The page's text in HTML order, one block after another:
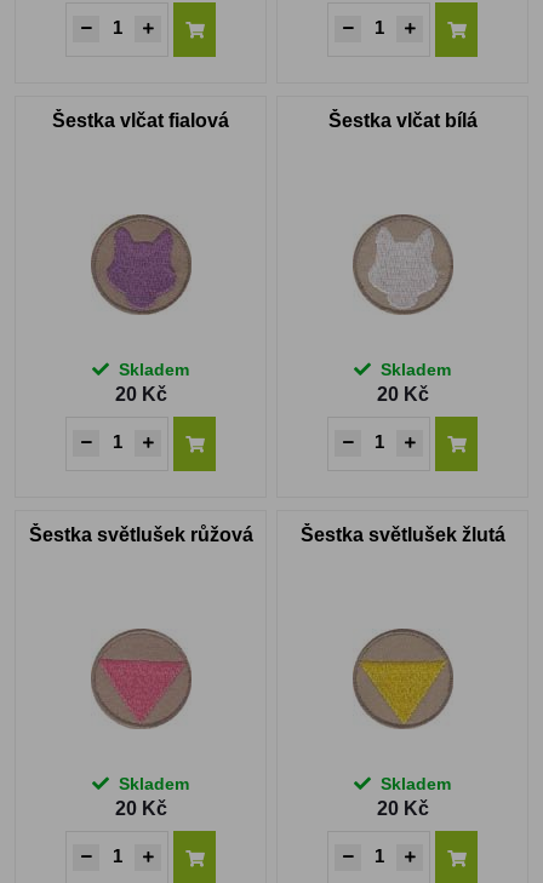
Šestka vlčat fialová
Skladem
20 Kč
Šestka vlčat bílá
Skladem
20 Kč
Šestka světlušek růžová
Skladem
20 Kč
Šestka světlušek žlutá
Skladem
20 Kč